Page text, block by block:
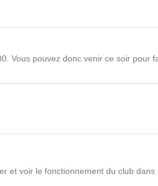
Vous pouvez donc venir ce soir pour
et voir le fonctionnement du club